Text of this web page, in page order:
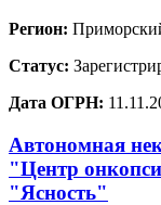
Регион:
Статус:
Дата ОГРН:
Автономная
"Центр
"Ясность"